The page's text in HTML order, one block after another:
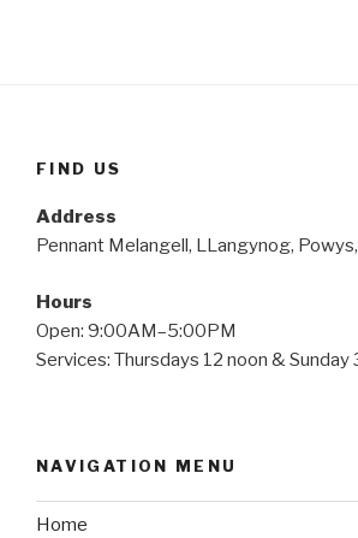
FIND US
Address
Pennant Melangell, LLangynog,
Hours
Open: 9:00AM–5:00PM
Services: Thursdays 12 noon & Sunday
NAVIGATION MENU
Home